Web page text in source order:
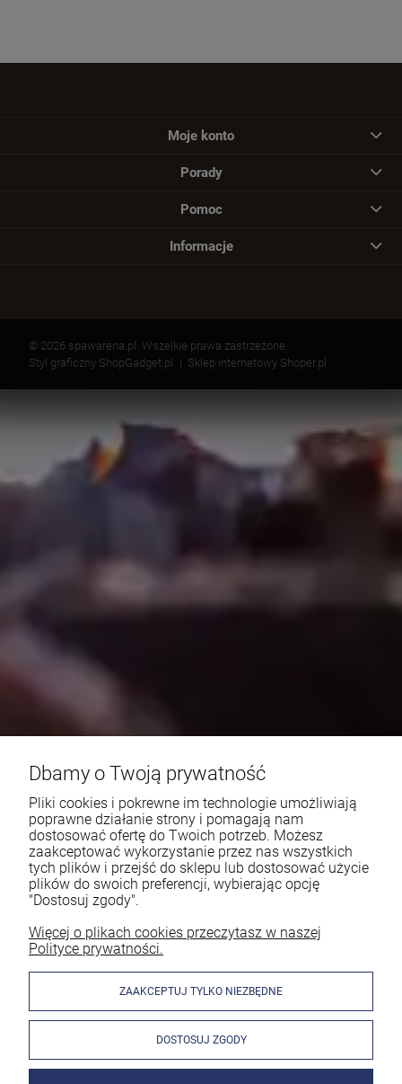
Moje konto
Porady
Pomoc
Informacje
© 2026 spawarena.pl. Wszelkie prawa zastrzeżone.
Styl graficzny ShopGadget.pl
Sklep internetowy Shoper.pl
Dbamy o Twoją prywatność
Pliki cookies i pokrewne im technologie umożliwiają
poprawne działanie strony i pomagają nam
dostosować ofertę do Twoich potrzeb. Możesz
zaakceptować wykorzystanie przez nas wszystkich
tych plików i przejść do sklepu lub dostosować użycie
plików do swoich preferencji, wybierając opcję
"Dostosuj zgody".
Więcej o plikach cookies przeczytasz w naszej
Polityce prywatności.
ZAAKCEPTUJ TYLKO NIEZBĘDNE
DOSTOSUJ ZGODY